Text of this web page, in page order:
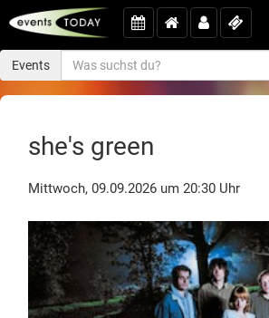
Events
she's green
Mittwoch, 09.09.2026 um 20:30 Uhr